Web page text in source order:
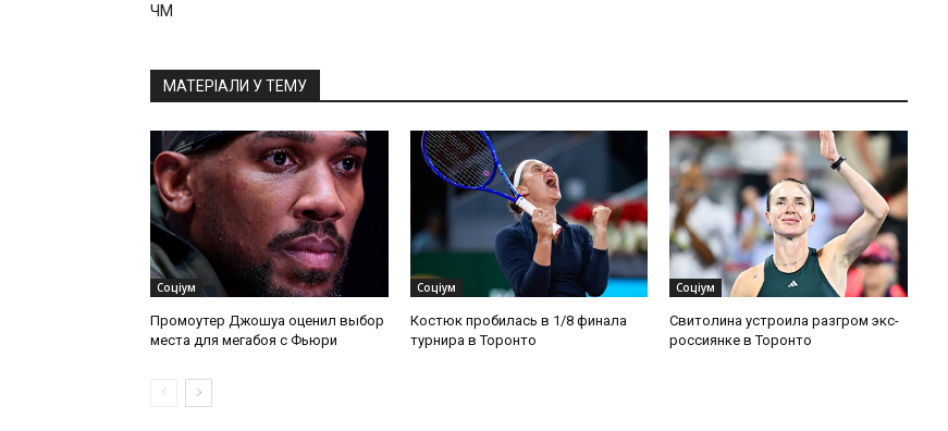
ЧМ
МАТЕРІАЛИ У ТЕМУ
Соціум
Промоутер Джошуа оценил выбор
места для мегабоя с Фьюри
Соціум
Костюк пробилась в 1/8 финала
турнира в Торонто
Соціум
Свитолина устроила разгром экс-
россиянке в Торонто